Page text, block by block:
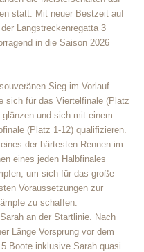
statt. Mit neuer Bestzeit auf
Langstreckenregatta 3
in die Saison 2026
Sieg im Vorlauf
sich für das Viertelfinale (Platz
und sich mit einem
(Platz 1-12) qualifizieren.
der härtesten Rennen im
eines jeden Halbfinales
um sich für das große
Voraussetzungen zur
zu schaffen.
an der Startlinie. Nach
Länge Vorsprung vor dem
Boote inklusive Sarah quasi